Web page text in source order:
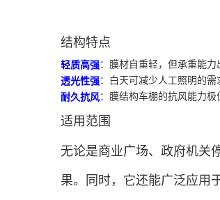
结构特点
轻质高强：膜材自重轻，但承重能力
透光性强：白天可减少人工照明的需
耐久抗风：膜结构车棚的抗风能力极
适用范围
无论是商业广场、政府机关
果。同时，它还能广泛应用